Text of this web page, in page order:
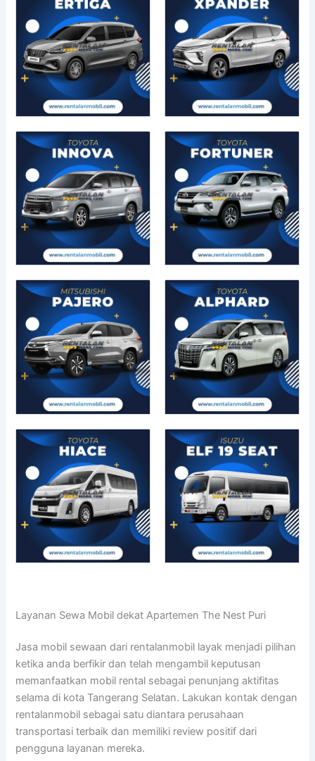
Layanan Sewa Mobil dekat Apartemen The Nest Puri
Jasa mobil sewaan dari rentalanmobil layak menjadi pilihan
ketika anda berfikir dan telah mengambil keputusan
memanfaatkan mobil rental sebagai penunjang aktifitas
selama di kota Tangerang Selatan. Lakukan kontak dengan
rentalanmobil sebagai satu diantara perusahaan
transportasi terbaik dan memiliki review positif dari
pengguna layanan mereka.